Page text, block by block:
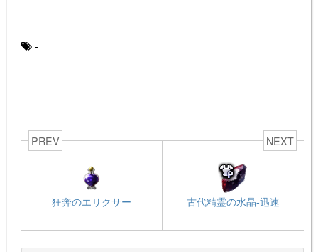
-
PREV
狂奔のエリクサー
NEXT
古代精霊の水晶-迅速